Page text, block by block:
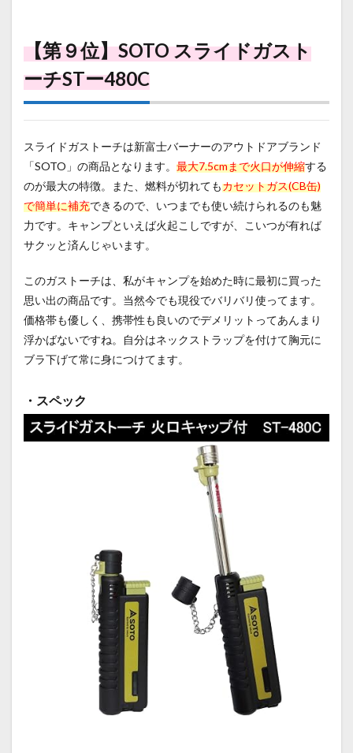
【第９位】SOTO スライドガスト
ーチSTー480C
スライドガストーチは新富士バーナーのアウトドアブランド
「SOTO」の商品となります。 最大7.5cmまで火口が伸縮する
のが最大の特徴。また、燃料が切れてもカセットガス(CB缶)
で簡単に補充できるので、いつまでも使い続けられるのも魅
力です。キャンプといえば火起こしですが、こいつが有れば
サクッと済んじゃいます。
このガストーチは、私がキャンプを始めた時に最初に買った
思い出の商品です。当然今でも現役でバリバリ使ってます。
価格帯も優しく、携帯性も良いのでデメリットってあんまり
浮かばないですね。自分はネックストラップを付けて胸元に
ブラ下げて常に身につけてます。
・スペック